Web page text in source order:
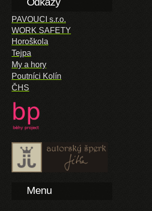
PAVOUCI s.r.o.
WORK SAFETY
Horoškola
Tejpa
My a hory
Poutníci Kolín
ČHS
Menu